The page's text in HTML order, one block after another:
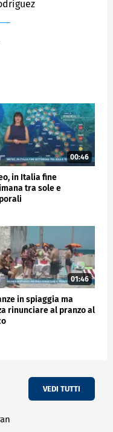
00:46
in Italia fine
tra sole e
01:46
in spiaggia ma
rinunciare al pranzo al
VEDI TUTTI